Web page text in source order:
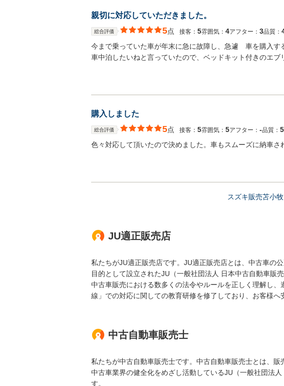
親切に対応していただきました。
総合評価 5点 接客： 5雰囲気： 4アフター： 3品質：
今まで乗っていた車が年末に急に故障し、急遽 車を購入す
車中泊したいねと言っていたので、ベッドキット付きのエ
購入しました
総合評価 5点 接客： 5雰囲気： 5アフター： ‐品質： 5
色々対応して頂いたので決めました。車もスムーズに納車さ
スズキ販売苫小
JU適正販売店
私たちがJU適正販売店です。JU適正販売店とは、中古車の
目的として設立されたJU（一般社団法人 日本中古自動車販
中古車販売における数多くの法令やルールを正しく理解し
線」での対応に関しての教育研修を修了しており、お客様へ
中古自動車販売士
私たちが中古自動車販売士です。中古自動車販売士とは、販
中古車業界の健全化をめざし活動しているJU（一般社団法
す。